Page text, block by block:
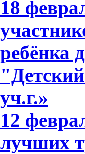
18
ребёнка
уч.г.»
12
лучших